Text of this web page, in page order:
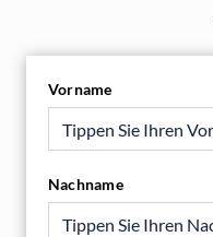
Vorname
Nachname